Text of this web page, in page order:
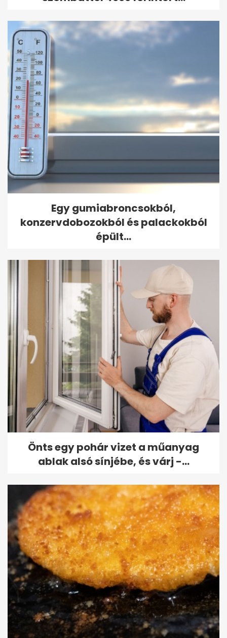
Egy gumiabroncsokból,
konzervdobozokból és palackokból
épült...
Önts egy pohár vizet a műanyag
ablak alsó sínjébe, és várj -...